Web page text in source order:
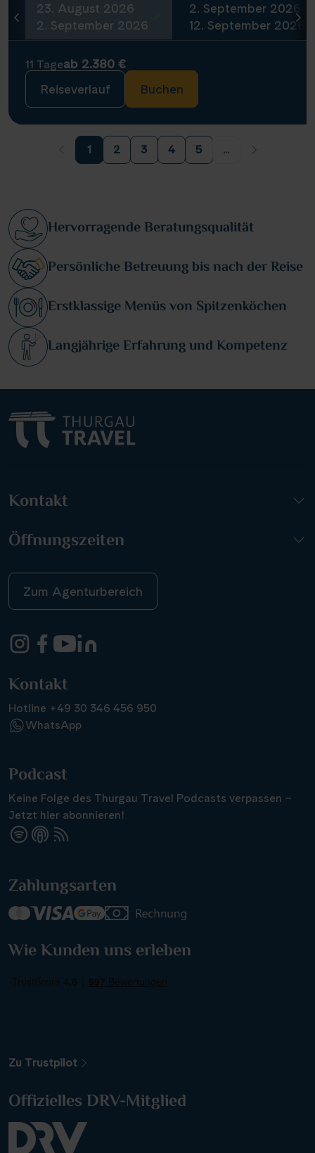
Alle Gewässer
Alle Sehenswürdigkeiten
23. August 2026
2. September 2026
2. September 2026
12. September 2026
11 Tageab 2.380 €
Reiseverlauf
Buchen
1 2 3 4 5 ...
Hervorragende Beratungsqualität
Persönliche Betreuung bis nach der Reise
Erstklassige Menüs von Spitzenköchen
Langjährige Erfahrung und Kompetenz
Kontakt
Öffnungszeiten
Zum Agenturbereich
Kontakt
Hotline +49 30 346 456 950
WhatsApp
Podcast
Keine Folge des Thurgau Travel Podcasts verpassen –
Jetzt hier abonnieren!
Zahlungsarten
Wie Kunden uns erleben
Zu Trustpilot
Offizielles DRV-Mitglied